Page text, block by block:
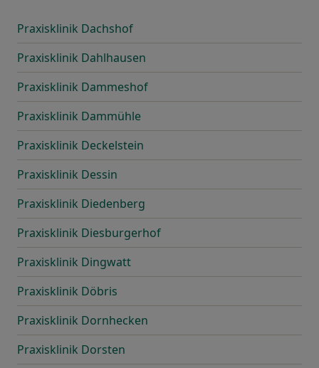
Praxisklinik Dachshof
Praxisklinik Dahlhausen
Praxisklinik Dammeshof
Praxisklinik Dammühle
Praxisklinik Deckelstein
Praxisklinik Dessin
Praxisklinik Diedenberg
Praxisklinik Diesburgerhof
Praxisklinik Dingwatt
Praxisklinik Döbris
Praxisklinik Dornhecken
Praxisklinik Dorsten